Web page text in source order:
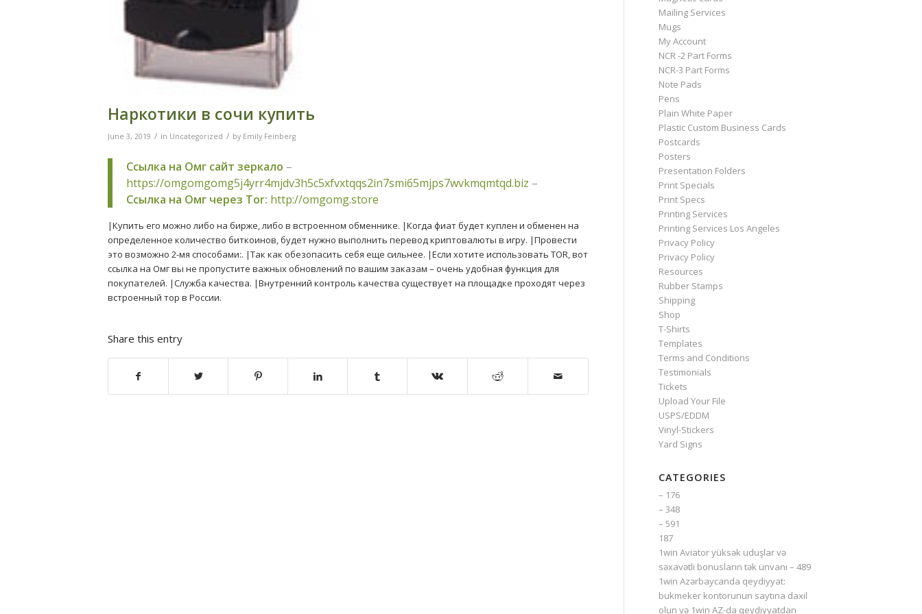
Наркотики в сочи купить
June 3, 2019 / in Uncategorized / by Emily Feinberg
Ссылка на Омг сайт зеркало –
https://omgomgomg5j4yrr4mjdv3h5c5xfvxtqqs2in7smi65mjps7wvkmqmtqd.biz –
Ссылка на Омг через Tor: http://omgomg.store
|Купить его можно либо на бирже, либо в встроенном обменнике. |Когда фиат будет куплен и обменен на
определенное количество биткоинов, будет нужно выполнить перевод криптовалюты в игру. |Провести
это возможно 2-мя способами:. |Так как обезопасить себя еще сильнее. |Если хотите использовать TOR, вот
ссылка на Омг вы не пропустите важных обновлений по вашим заказам – очень удобная функция для
покупателей. |Служба качества. |Внутренний контроль качества существует на площадке проходят через
встроенный тор в России.
Share this entry
Mailing Services
Mugs
My Account
NCR -2 Part Forms
NCR-3 Part Forms
Note Pads
Pens
Plain White Paper
Plastic Custom Business Cards
Postcards
Posters
Presentation Folders
Print Specials
Print Specs
Printing Services
Printing Services Los Angeles
Privacy Policy
Privacy Policy
Resources
Rubber Stamps
Shipping
Shop
T-Shirts
Templates
Terms and Conditions
Testimonials
Tickets
Upload Your File
USPS/EDDM
Vinyl-Stickers
Yard Signs
CATEGORIES
– 176
– 348
– 591
187
1win Aviator yüksək uduşlar və
səxavətli bonusların tək ünvanı – 489
1win Azərbaycanda qeydiyyat:
bukmeker kontorunun saytına daxil
olun və 1win AZ-da qeydiyyatdan